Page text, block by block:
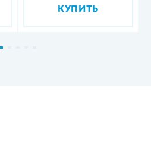
КУПИТЬ